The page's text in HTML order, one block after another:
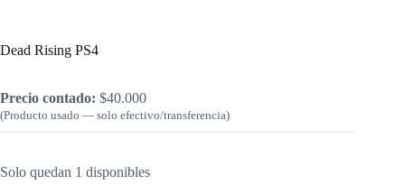
Dead Rising PS4
Precio contado: $40.000
(Producto usado — solo efectivo/transferencia)
Solo quedan 1 disponibles